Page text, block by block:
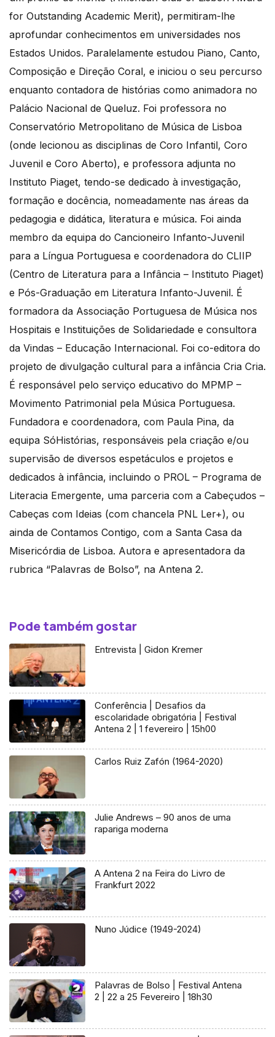
for Outstanding Academic Merit), permitiram-lhe
aprofundar conhecimentos em universidades nos
Estados Unidos. Paralelamente estudou Piano, Canto,
Composição e Direção Coral, e iniciou o seu percurso
enquanto contadora de histórias como animadora no
Palácio Nacional de Queluz. Foi professora no
Conservatório Metropolitano de Música de Lisboa
(onde lecionou as disciplinas de Coro Infantil, Coro
Juvenil e Coro Aberto), e professora adjunta no
Instituto Piaget, tendo-se dedicado à investigação,
formação e docência, nomeadamente nas áreas da
pedagogia e didática, literatura e música. Foi ainda
membro da equipa do Cancioneiro Infanto-Juvenil
para a Língua Portuguesa e coordenadora do CLIIP
(Centro de Literatura para a Infância – Instituto Piaget)
e Pós-Graduação em Literatura Infanto-Juvenil. É
formadora da Associação Portuguesa de Música nos
Hospitais e Instituições de Solidariedade e consultora
da Vindas – Educação Internacional. Foi co-editora do
projeto de divulgação cultural para a infância Cria Cria.
É responsável pelo serviço educativo do MPMP –
Movimento Patrimonial pela Música Portuguesa.
Fundadora e coordenadora, com Paula Pina, da
equipa SóHistórias, responsáveis pela criação e/ou
supervisão de diversos espetáculos e projetos e
dedicados à infância, incluindo o PROL – Programa de
Literacia Emergente, uma parceria com a Cabeçudos –
Cabeças com Ideias (com chancela PNL Ler+), ou
ainda de Contamos Contigo, com a Santa Casa da
Misericórdia de Lisboa. Autora e apresentadora da
rubrica “Palavras de Bolso”, na Antena 2.
Pode também gostar
Entrevista | Gidon Kremer
Conferência | Desafios da
escolaridade obrigatória | Festival
Antena 2 | 1 fevereiro | 15h00
Carlos Ruiz Zafón (1964-2020)
Julie Andrews – 90 anos de uma
rapariga moderna
A Antena 2 na Feira do Livro de
Frankfurt 2022
Nuno Júdice (1949-2024)
Palavras de Bolso | Festival Antena
2 | 22 a 25 Fevereiro | 18h30